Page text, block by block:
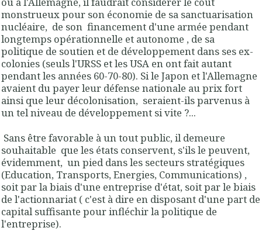
monstrueux pour son économie de sa sanctuarisation
nucléaire, de son financement d'une armée pendant
longtemps opérationnelle et autonome , de sa
politique de soutien et de développement dans ses ex-
colonies (seuls l'URSS et les USA en ont fait autant
pendant les années 60-70-80). Si le Japon et l'Allemagne
avaient du payer leur défense nationale au prix fort
ainsi que leur décolonisation, seraient-ils parvenus à
un tel niveau de développement si vite ?...
Sans être favorable à un tout public, il demeure
souhaitable que les états conservent, s'ils le peuvent,
évidemment, un pied dans les secteurs stratégiques
(Education, Transports, Energies, Communications) ,
soit par la biais d'une entreprise d'état, soit par le biais
de l'actionnariat ( c'est à dire en disposant d'une part de
capital suffisante pour infléchir la politique de
l'entreprise).